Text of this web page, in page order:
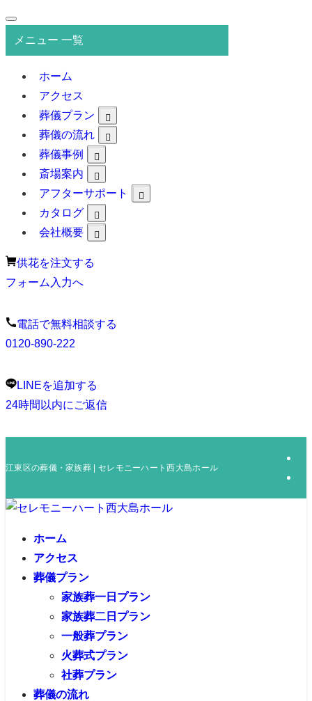
メニュー 一覧
ホーム
アクセス
葬儀プラン
葬儀の流れ
葬儀事例
斎場案内
アフターサポート
カタログ
会社概要
供花を注文する
フォーム入力へ
電話で無料相談する
0120-890-222
LINEを追加する
24時間以内にご返信
江東区の葬儀・家族葬 | セレモニーハート西大島ホール
ホーム
アクセス
葬儀プラン
家族葬一日プラン
家族葬二日プラン
一般葬プラン
火葬式プラン
社葬プラン
葬儀の流れ